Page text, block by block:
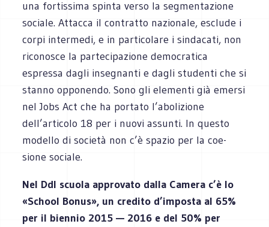
una for­tis­sima spinta verso la seg­men­ta­zione
sociale. Attacca il con­tratto nazio­nale, esclude i
corpi inter­medi, e in par­ti­co­lare i sin­da­cati, non
rico­no­sce la par­te­ci­pa­zione demo­cra­tica
espressa dagli inse­gnanti e dagli stu­denti che si
stanno oppo­nendo. Sono gli ele­menti già emersi
nel Jobs Act che ha por­tato l’abolizione
dell’articolo 18 per i nuovi assunti. In que­sto
modello di società non c’è spa­zio per la coe­
sione sociale.
Nel Ddl scuola appro­vato dalla Camera c’è lo
«School Bonus», un cre­dito d’imposta al 65%
per il bien­nio 2015 — 2016 e del 50% per